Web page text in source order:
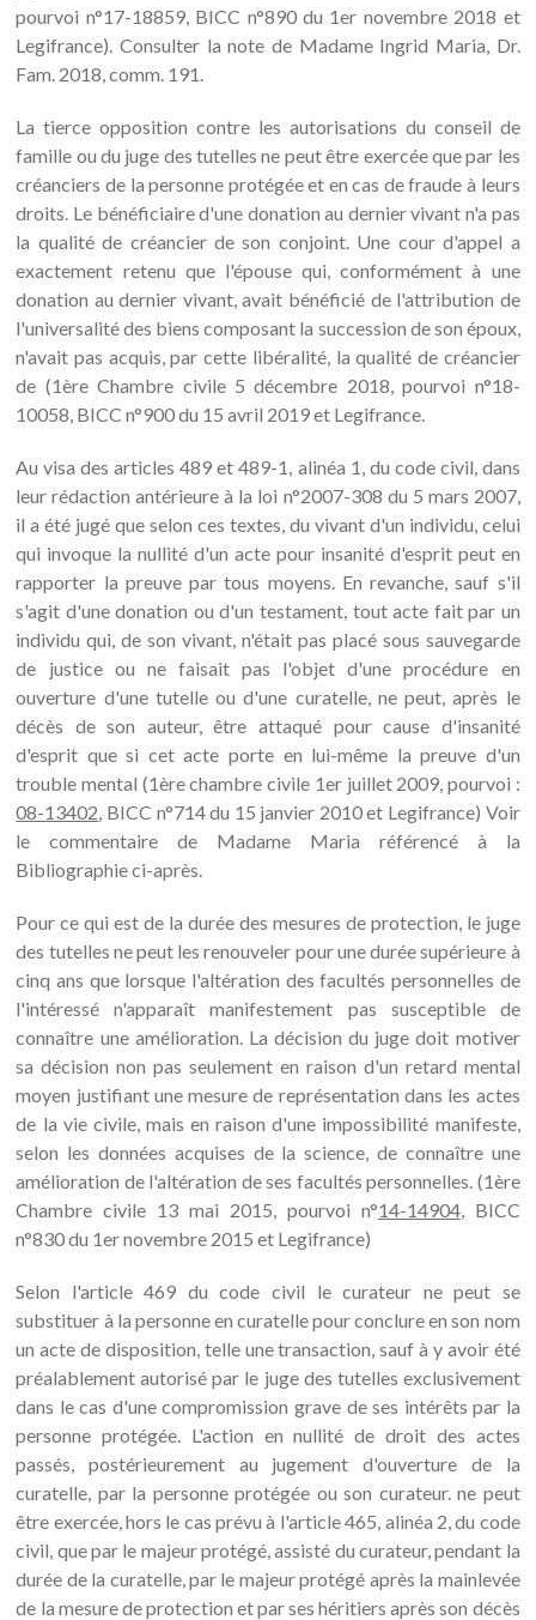
pourvoi n°17-18859, BICC n°890 du 1er novembre 2018 et
Legifrance). Consulter la note de Madame Ingrid Maria, Dr.
Fam. 2018, comm. 191.
La tierce opposition contre les autorisations du conseil de
famille ou du juge des tutelles ne peut être exercée que par les
créanciers de la personne protégée et en cas de fraude à leurs
droits. Le bénéficiaire d'une donation au dernier vivant n'a pas
la qualité de créancier de son conjoint. Une cour d'appel a
exactement retenu que l'épouse qui, conformément à une
donation au dernier vivant, avait bénéficié de l'attribution de
l'universalité des biens composant la succession de son époux,
n'avait pas acquis, par cette libéralité, la qualité de créancier
de (1ère Chambre civile 5 décembre 2018, pourvoi n°18-
10058, BICC n°900 du 15 avril 2019 et Legifrance.
Au visa des articles 489 et 489-1, alinéa 1, du code civil, dans
leur rédaction antérieure à la loi n°2007-308 du 5 mars 2007,
il a été jugé que selon ces textes, du vivant d'un individu, celui
qui invoque la nullité d'un acte pour insanité d'esprit peut en
rapporter la preuve par tous moyens. En revanche, sauf s'il
s'agit d'une donation ou d'un testament, tout acte fait par un
individu qui, de son vivant, n'était pas placé sous sauvegarde
de justice ou ne faisait pas l'objet d'une procédure en
ouverture d'une tutelle ou d'une curatelle, ne peut, après le
décès de son auteur, être attaqué pour cause d'insanité
d'esprit que si cet acte porte en lui-même la preuve d'un
trouble mental (1ère chambre civile 1er juillet 2009, pourvoi :
08-13402, BICC n°714 du 15 janvier 2010 et Legifrance) Voir
le commentaire de Madame Maria référencé à la
Bibliographie ci-après.
Pour ce qui est de la durée des mesures de protection, le juge
des tutelles ne peut les renouveler pour une durée supérieure à
cinq ans que lorsque l'altération des facultés personnelles de
l'intéressé n'apparaît manifestement pas susceptible de
connaître une amélioration. La décision du juge doit motiver
sa décision non pas seulement en raison d'un retard mental
moyen justifiant une mesure de représentation dans les actes
de la vie civile, mais en raison d'une impossibilité manifeste,
selon les données acquises de la science, de connaître une
amélioration de l'altération de ses facultés personnelles. (1ère
Chambre civile 13 mai 2015, pourvoi n°14-14904, BICC
n°830 du 1er novembre 2015 et Legifrance)
Selon l'article 469 du code civil le curateur ne peut se
substituer à la personne en curatelle pour conclure en son nom
un acte de disposition, telle une transaction, sauf à y avoir été
préalablement autorisé par le juge des tutelles exclusivement
dans le cas d'une compromission grave de ses intérêts par la
personne protégée. L'action en nullité de droit des actes
passés, postérieurement au jugement d'ouverture de la
curatelle, par la personne protégée ou son curateur. ne peut
être exercée, hors le cas prévu à l'article 465, alinéa 2, du code
civil, que par le majeur protégé, assisté du curateur, pendant la
durée de la curatelle, par le majeur protégé après la mainlevée
de la mesure de protection et par ses héritiers après son décès